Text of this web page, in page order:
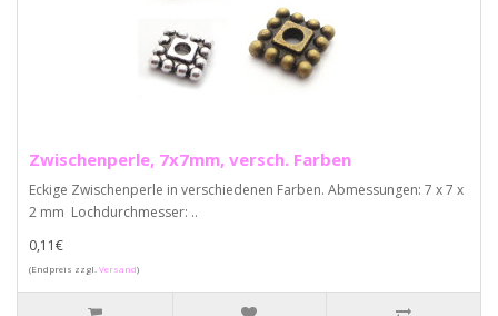
Zwischenperle, 7x7mm, versch. Farben
Eckige Zwischenperle in verschiedenen Farben. Abmessungen: 7 x 7 x
2 mm Lochdurchmesser: ..
0,11€
(Endpreis zzgl.Versand)